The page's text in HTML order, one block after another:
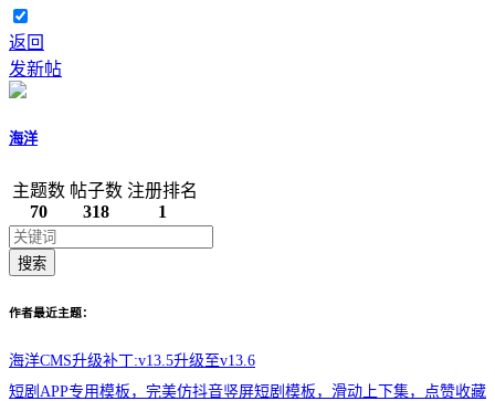
返回
发新帖
海洋
主题数
70
帖子数
318
注册排名
1
搜索
作者最近主题：
海洋CMS升级补丁:v13.5升级至v13.6
短剧APP专用模板，完美仿抖音竖屏短剧模板，滑动上下集，点赞收藏